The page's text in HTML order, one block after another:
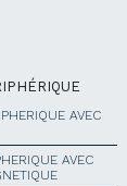
AVEC
AVEC